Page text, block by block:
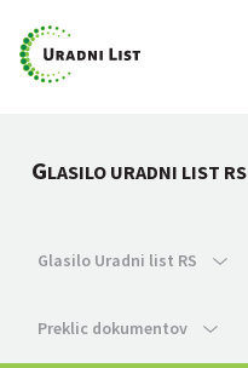
GLASILO URADNI LIST RS
Glasilo Uradni list RS
Preklic dokumentov